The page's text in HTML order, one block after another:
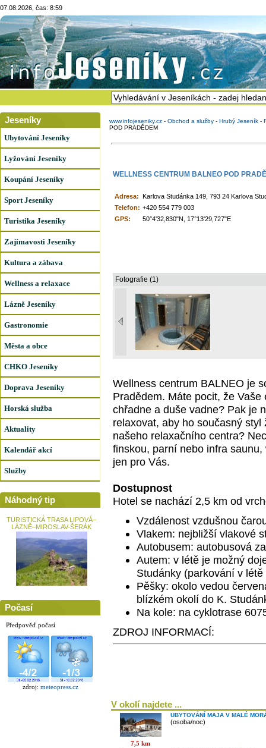
07.08.2026, čas: 8:59
Jeseníky
Ubytování Jeseníky
Lyžování Jeseníky
Koupání Jeseníky
Sport Jeseníky
Turistika Jeseníky
Zajímavosti Jeseníky
Kultura a zábava
Wellness a relaxace
Lázně Jeseníky
Gastronomie
Města a obce
CHKO Jeseníky
Doprava Jeseníky
Horská služba
Aktuality
Kalendář akcí
Služby
Náhodný tip
TURISTICKÁ TRASA LIPOVÁ–
LÁZNĚ–MIROSLAV-ŠERÁK
Počasí
Předpověď počasí
zdroj: meteopress.cz
www.infojeseniky.cz - Obchod a služby - Hrubý Jeseník -
POD PRADĚDEM
WELLNESS CENTRUM BALNEO POD
Adresa: Karlova Studánka 149, 793 24 Karlova
Telefon: +420 554 779 003
GPS:
50°4'32,830"N, 17°13'29,727"E
Fotografie (1)
Wellness centrum BALNEO je
Pradědem. Máte pocit, že
chřadne a duše vadne? Pak je
relaxovat, aby ho současný
našeho relaxačního centra?
finskou, parní nebo infra
jen pro Vás.
Dostupnost
Hotel se nachází 2,5 km od
Vzdálenost vzdušnou
Vlakem: nejbližší vlakové
Autobusem: autobusová
Autem: v létě je možný
Studánky (parkování v
Pěšky: okolo vedou
blízkém okolí do K.
Na kole: na cyklotrase
ZDROJ INFORMACÍ:
V okolí najdete ...
7,5 km
UBYTOVÁNÍ MAJA V MALÉ
(osoba/noc)